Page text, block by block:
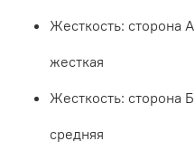
Жесткость: сторона А
жесткая
Жесткость: сторона Б
средняя